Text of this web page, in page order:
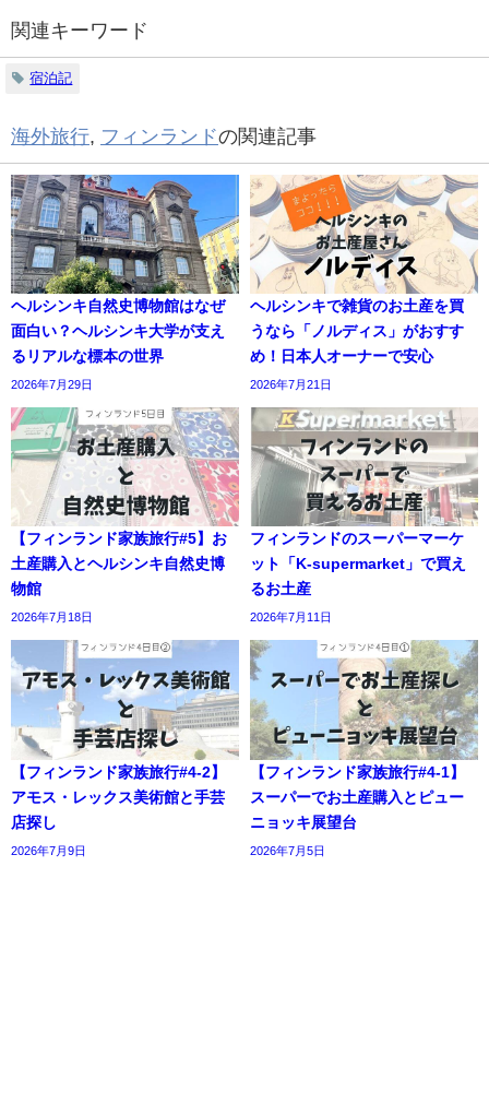
関連キーワード
宿泊記
海外旅行 フィンランドの関連記事
ヘルシンキ自然史博物館はなぜ
面白い？ヘルシンキ大学が支え
るリアルな標本の世界
2026年7月29日
ヘルシンキで雑貨のお土産を買
うなら「ノルディス」がおすす
め！日本人オーナーで安心
2026年7月21日
【フィンランド家族旅行#5】お
土産購入とヘルシンキ自然史博
物館
2026年7月18日
フィンランドのスーパーマーケ
ット「K-supermarket」で買え
るお土産
2026年7月11日
【フィンランド家族旅行#4-2】
アモス・レックス美術館と手芸
店探し
2026年7月9日
【フィンランド家族旅行#4-1】
スーパーでお土産購入とピュー
ニョッキ展望台
2026年7月5日